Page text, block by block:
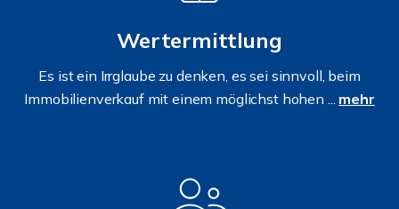
Wertermittlung
Es ist ein Irrglaube zu denken, es sei sinnvoll, beim
Immobilienverkauf mit einem möglichst hohen ... mehr